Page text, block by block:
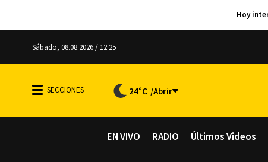
Sábado, 08.08.2026 / 12:25
24°C
EN VIVO RADIO Últimos Videos